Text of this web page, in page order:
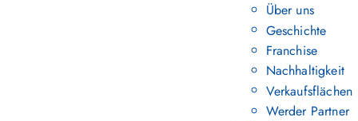
Über uns
Geschichte
Franchise
Nachhaltigkeit
Verkaufsflächen
Werder Partner